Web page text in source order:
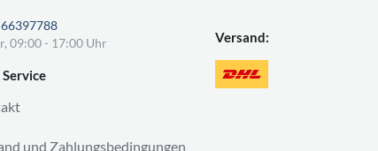
09:00 - 17:00 Uhr
Service
und Zahlungsbedingungen
Versand: